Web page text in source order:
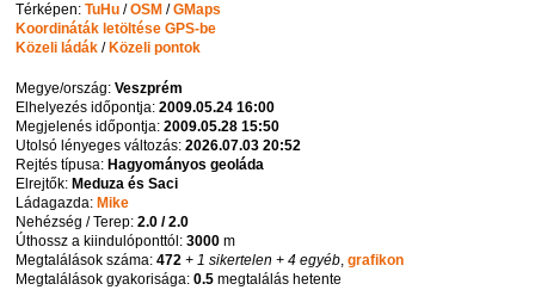
Térképen:TuHu /OSM /GMaps
Koordináták letöltése GPS-be
Közeli ládák / Közeli pontok
Megye/ország:Veszprém
Elhelyezés időpontja:2009.05.24 16:00
Megjelenés időpontja:2009.05.28 15:50
Utolsó lényeges változás:2026.07.03 20:52
Rejtés típusa: Hagyományos geoláda
Elrejtők: Meduza és Saci
Ládagazda: Mike
Nehézség / Terep:2.0 / 2.0
Úthossz a kiindulóponttól:3000 m
Megtalálások száma:472 + 1 sikertelen + 4 egyéb,grafikon
Megtalálások gyakorisága:0.5 megtalálás hetente